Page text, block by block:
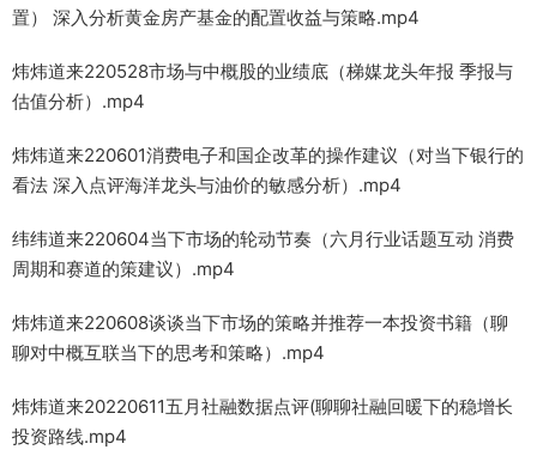
置） 深入分析黄金房产基金的配置收益与策略.mp4
炜炜道来220528市场与中概股的业绩底（梯媒龙头年报 季报与
估值分析）.mp4
炜炜道来220601消费电子和国企改革的操作建议（对当下银行的
看法 深入点评海洋龙头与油价的敏感分析）.mp4
纬纬道来220604当下市场的轮动节奏（六月行业话题互动 消费
周期和赛道的策建议）.mp4
炜炜道来220608谈谈当下市场的策略并推荐一本投资书籍（聊
聊对中概互联当下的思考和策略）.mp4
炜炜道来20220611五月社融数据点评(聊聊社融回暖下的稳增长
投资路线.mp4